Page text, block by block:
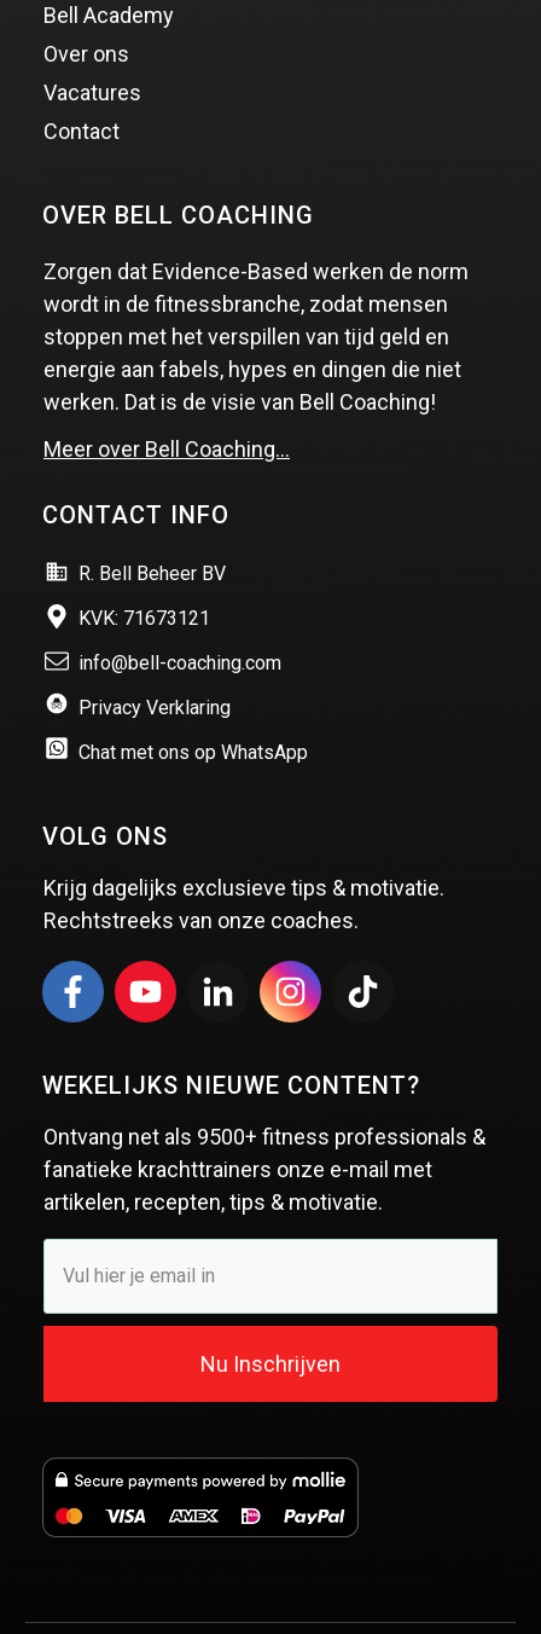
Bell Academy
Over ons
Vacatures
Contact
OVER BELL COACHING
Zorgen dat Evidence-Based werken de norm
wordt in de fitnessbranche, zodat mensen
stoppen met het verspillen van tijd geld en
energie aan fabels, hypes en dingen die niet
werken. Dat is de visie van Bell Coaching!
Meer over Bell Coaching…
CONTACT INFO
R. Bell Beheer BV
KVK: 71673121
info@bell-coaching.com
Privacy Verklaring
Chat met ons op WhatsApp
VOLG ONS
Krijg dagelijks exclusieve tips & motivatie.
Rechtstreeks van onze coaches.
WEKELIJKS NIEUWE CONTENT?
Ontvang net als 9500+ fitness professionals &
fanatieke krachttrainers onze e-mail met
artikelen, recepten, tips & motivatie.
Nu Inschrijven